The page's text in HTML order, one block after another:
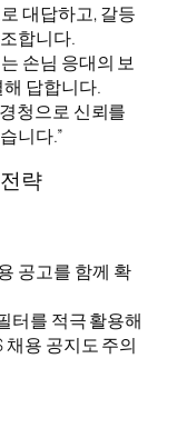
대답하고, 갈등
합니다.
손님 응대의 보
답합니다.
청으로 신뢰를
니다.”
략
공고를 함께 확
터를 적극 활용해
채용 공지도 주의